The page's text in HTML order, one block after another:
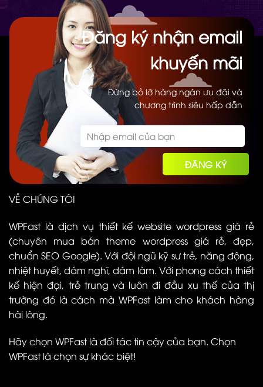
Đăng ký nhận email
khuyến mãi
Đừng bỏ lỡ hàng ngàn ưu đãi và
chương trình siêu hấp dẫn
VỀ CHÚNG TÔI
WPFast là dịch vụ thiết kế website wordpress giá rẻ
(chuyên mua bán theme wordpress giá rẻ, đẹp,
chuẩn SEO Google). Với đội ngũ kỹ sư trẻ, năng động,
nhiệt huyết, dám nghĩ, dám làm. Với phong cách thiết
kế hiện đại, trẻ trung và luôn đi đầu xu thế của thị
trường đó là cách mà WPFast làm cho khách hàng
hài lòng.
Hãy chọn WPFast là đối tác tin cậy của bạn. Chọn
WPFast là chọn sự khác biệt!